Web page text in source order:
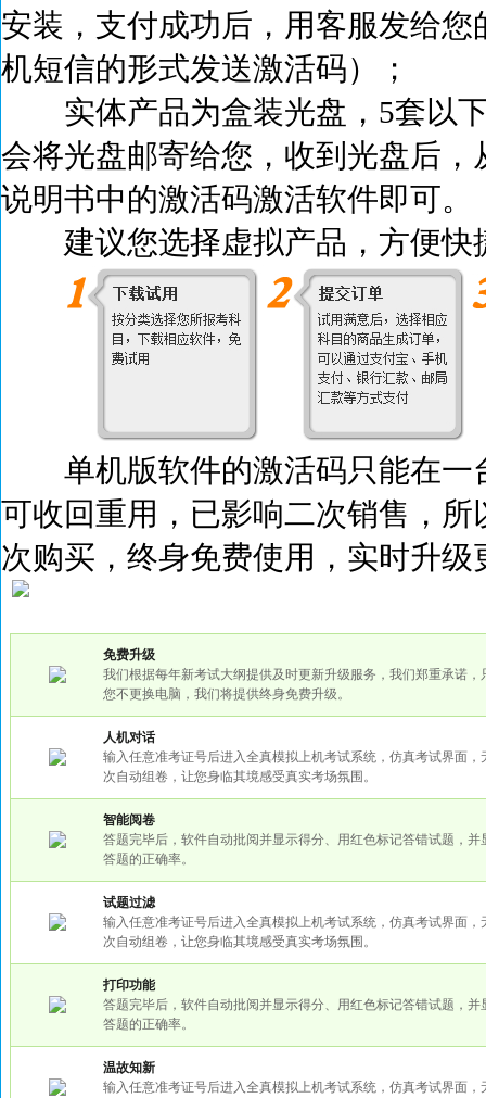
安装，支付成功后， 用客服发给您
机短信的形式发送激活码）；
实体产品为盒装光盘，5套以
会将光盘邮寄给您，收到光盘后
说明书中的激活码激活软件即可。
建议您选择虚拟产品，方便快
单机版软件的激活码只能在一
可收回重用，已影响二次销售，
次购买，终身免费使用，实时升
免费升级
我们根据每年新考试大纲提供及时更新升级服务，我们郑重承诺，
您不更换电脑，我们将提供终身免费升级。
人机对话
输入任意准考证号后进入全真模拟上机考试系统，仿真考试界面，
次自动组卷，让您身临其境感受真实考场氛围。
智能阅卷
答题完毕后，软件自动批阅并显示得分、用红色标记答错试题，并
答题的正确率。
试题过滤
输入任意准考证号后进入全真模拟上机考试系统，仿真考试界面，
次自动组卷，让您身临其境感受真实考场氛围。
打印功能
答题完毕后，软件自动批阅并显示得分、用红色标记答错试题，并
答题的正确率。
温故知新
输入任意准考证号后进入全真模拟上机考试系统，仿真考试界面，